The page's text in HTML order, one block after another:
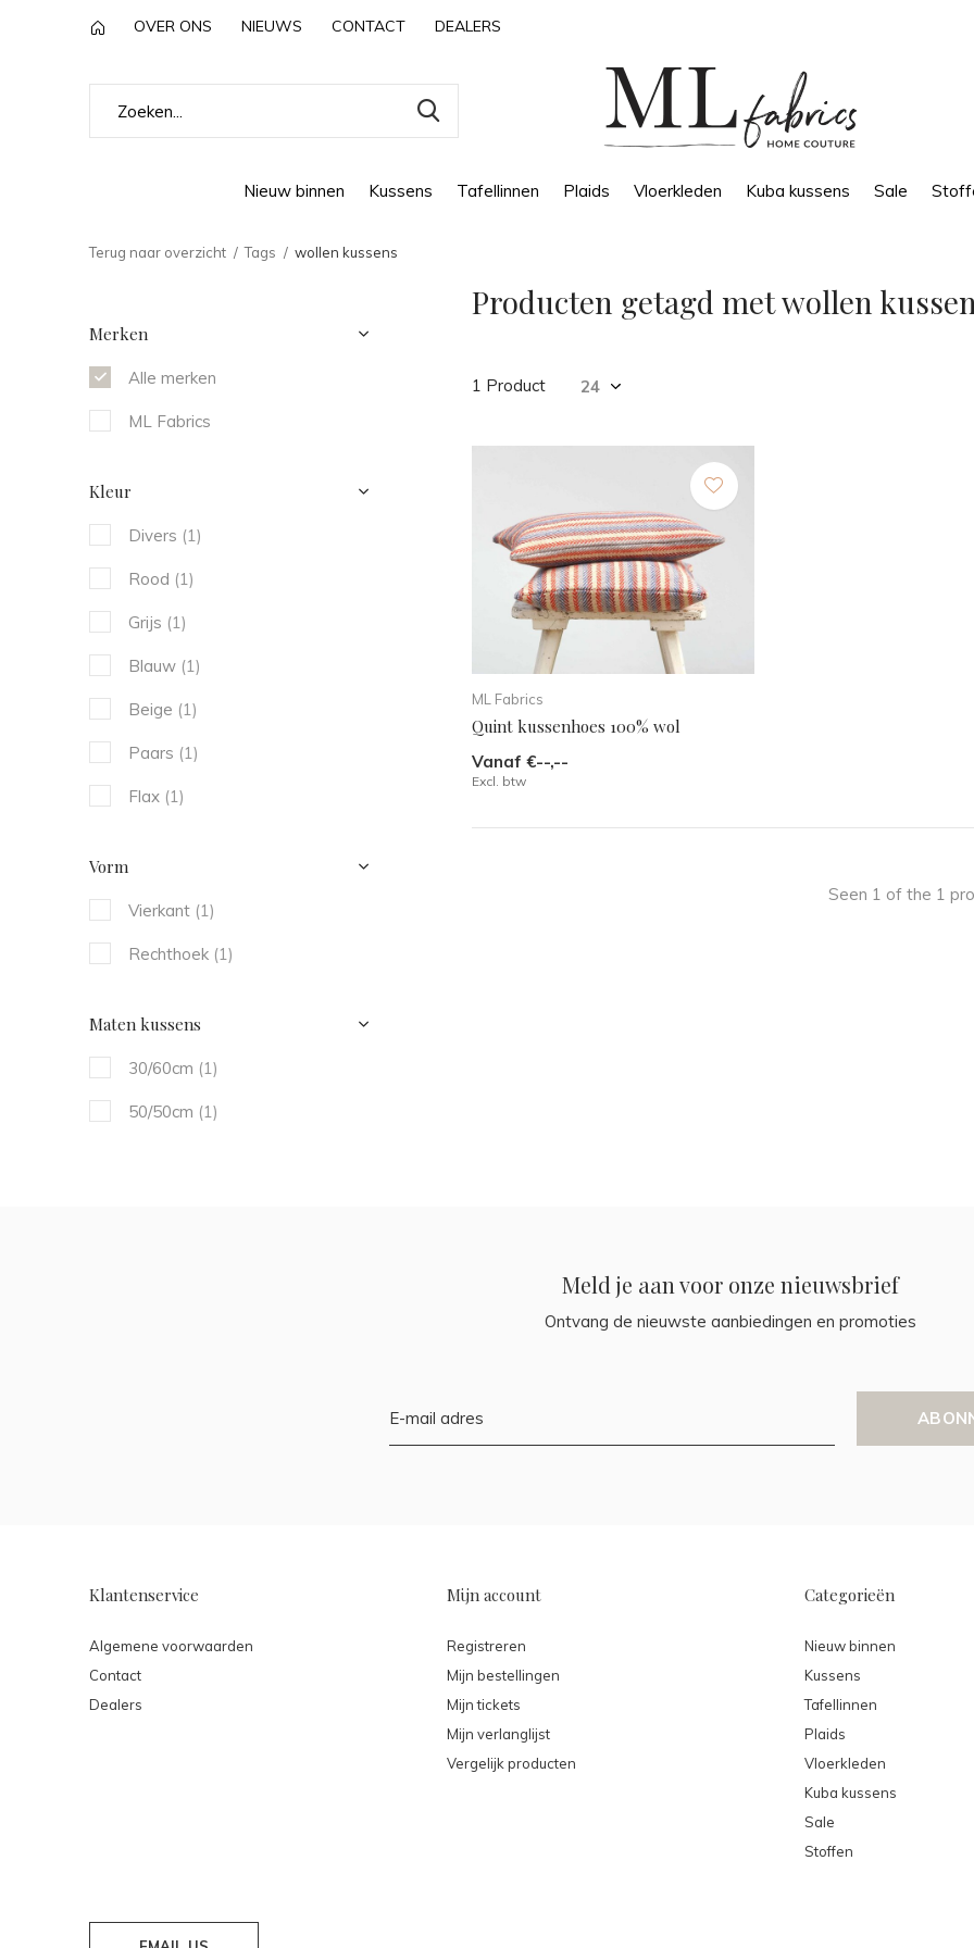
Nieuw binnen Kussens Tafellinnen Plaids Vloerkleden Kuba kussens Sale
OVER ONS NIEUWS CONTACT DEALERS
Terug naar overzicht Tags wollen kussens
Producten getagd met wollen
1 Product
ML Fabrics
Quint kussenhoes 100% wol
Vanaf €--,--
Excl. btw
Seen 1 of the 1
Merken
Alle merken
ML Fabrics
Kleur
Divers (1)
Rood (1)
Grijs (1)
Blauw (1)
Beige (1)
Paars (1)
Flax (1)
Vorm
Vierkant (1)
Rechthoek (1)
Maten kussens
30/60cm (1)
50/50cm (1)
Meld je aan voor onze nieuwsbrief
Ontvang de nieuwste aanbiedingen en promoties
Klantenservice
Algemene voorwaarden
Contact
Dealers
Mijn account
Registreren
Mijn bestellingen
Mijn tickets
Mijn verlanglijst
Vergelijk producten
Categorieën
Nieuw binnen
Kussens
Tafellinnen
Plaids
Vloerkleden
Kuba kussens
Sale
Stoffen